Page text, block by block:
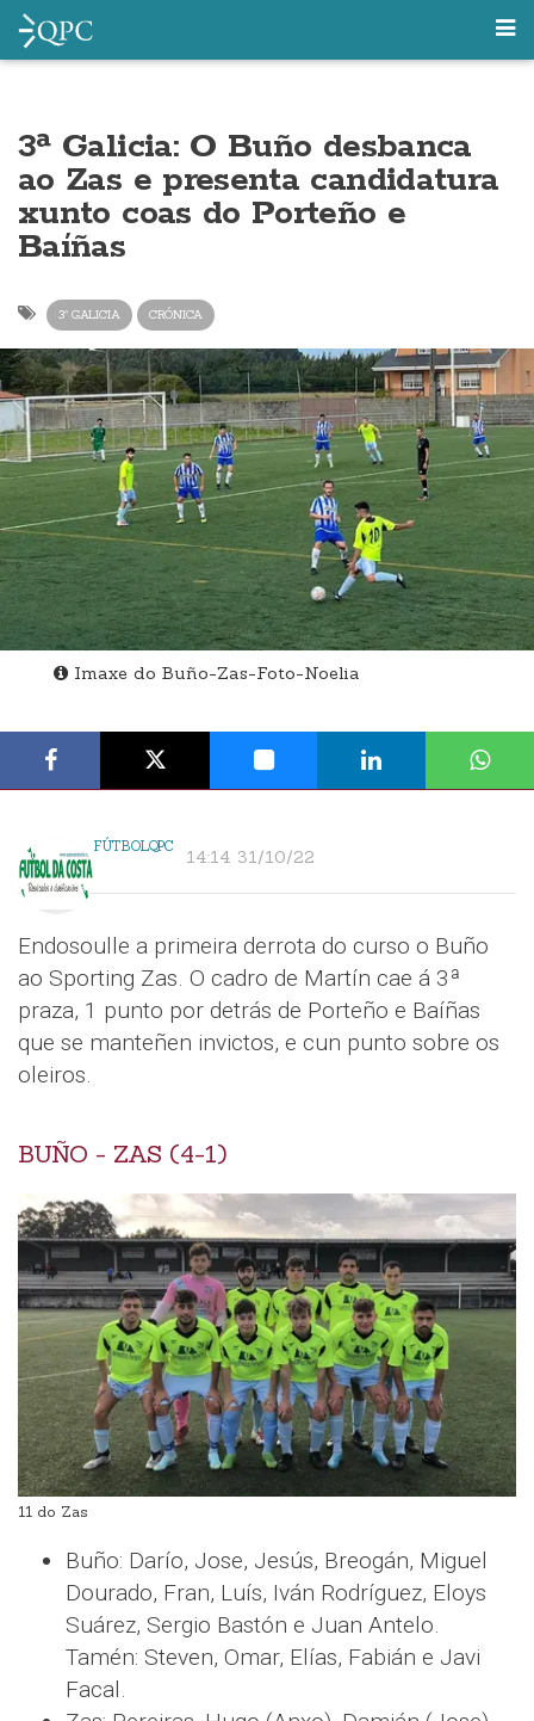
3ª Galicia: O Buño desbanca
ao Zas e presenta candidatura
xunto coas do Porteño e
Baíñas
3ª GALICIA CRÓNICA
Imaxe do Buño-Zas-Foto-Noelia
FÚTBOLQPC 14:14 31/10/22
Endosoulle a primeira derrota do curso o Buño
ao Sporting Zas. O cadro de Martín cae á 3ª
praza, 1 punto por detrás de Porteño e Baíñas
que se manteñen invictos, e cun punto sobre os
oleiros.
BUÑO - ZAS (4-1)
11 do Zas
Buño: Darío, Jose, Jesús, Breogán, Miguel
Dourado, Fran, Luís, Iván Rodríguez, Eloys
Suárez, Sergio Bastón e Juan Antelo.
Tamén: Steven, Omar, Elías, Fabián e Javi
Facal.